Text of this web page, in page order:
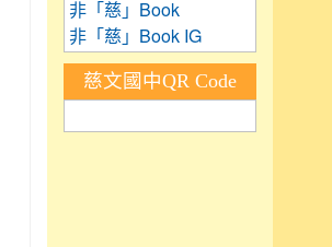
非「慈」Book
非「慈」Book IG
慈文國中QR Code